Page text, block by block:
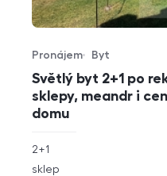
Světlý byt 2+1 po
sklepy, meandr i
domu
Typ nabídky
Pronájem
Typ nemovitosti
Byt
rozměry
dispozice
2+1
funkce
sklep